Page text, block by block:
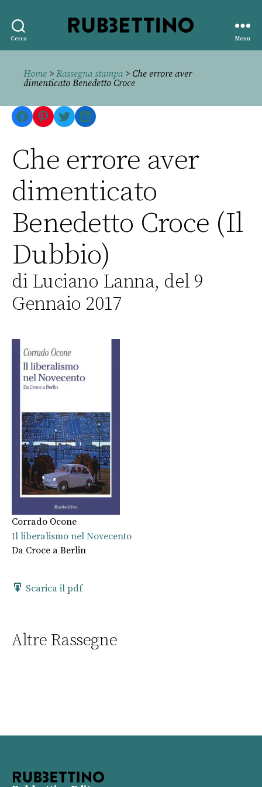
Cerca
editore
Menu
Home > Rassegna stampa> Che errore aver
dimenticato Benedetto Croce
Facebook
Pinterest
TwitterLinkedIn
Che errore aver
dimenticato
Benedetto Croce (Il
Dubbio)
di Luciano Lanna, del 9
Gennaio 2017
Corrado Ocone
Il liberalismo nel Novecento
Da Croce a Berlin
Scarica il pdf
Altre Rassegne